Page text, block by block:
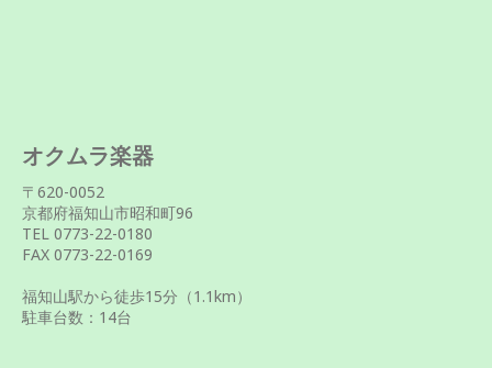
オクムラ楽器
〒620-0052
京都府福知山市昭和町96
TEL 0773-22-0180
FAX 0773-22-0169
福知山駅から徒歩15分（1.1km）
駐車台数：14台